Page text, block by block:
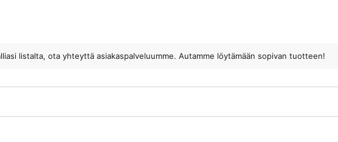
listalta, ota yhteyttä asiakaspalveluumme. Autamme löytämään sopivan tuotteen!